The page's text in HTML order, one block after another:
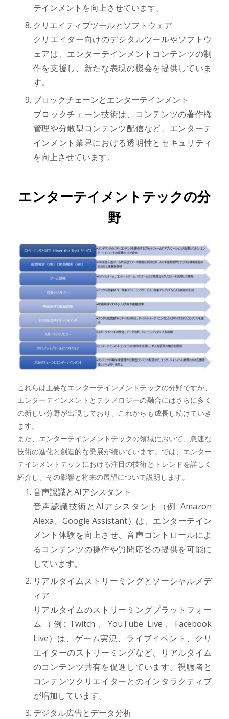
テインメントを向上させています。
クリエイティブツールとソフトウェア
クリエイター向けのデジタルツールやソフトウ
ェアは、エンターテインメントコンテンツの制
作を支援し、新たな表現の機会を提供していま
す。
ブロックチェーンとエンターテインメント
ブロックチェーン技術は、コンテンツの著作権
管理や分散型コンテンツ配信など、エンターテ
インメント業界における透明性とセキュリティ
を向上させています。
エンターテイメントテックの分
野
これらは主要なエンターテインメントテックの分野ですが、
エンターテインメントとテクノロジーの融合にはさらに多く
の新しい分野が出現しており、これからも成長し続けていき
ます。
また、エンターテインメントテックの領域において、急速な
技術の進化と創造的な発展が続いています。では、エンター
テインメントテックにおける注目の技術とトレンドを詳しく
紹介し、その影響と将来の展望について説明します。
音声認識とAIアシスタント
音声認識技術とAIアシスタント（例: Amazon
Alexa、Google Assistant）は、エンターテイン
メント体験を向上させ、音声コントロールによ
るコンテンツの操作や質問応答の提供を可能に
しています。
リアルタイムストリーミングとソーシャルメデ
ィア
リアルタイムのストリーミングプラットフォー
ム（例: Twitch、YouTube Live、Facebook
Live）は、ゲーム実況、ライブイベント、クリ
エイターのストリーミングなど、リアルタイム
のコンテンツ共有を促進しています。視聴者と
コンテンツクリエイターとのインタラクティブ
が増加しています。
デジタル広告とデータ分析